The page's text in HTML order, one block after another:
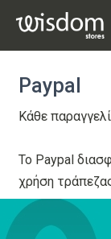
Paypal
Κάθε
To Paypal
χρήση